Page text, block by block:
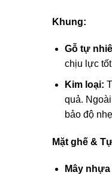
Khung:
Gỗ tự
chịu lực
Kim loại:
quả.
bảo độ
Mặt ghế &
Mây